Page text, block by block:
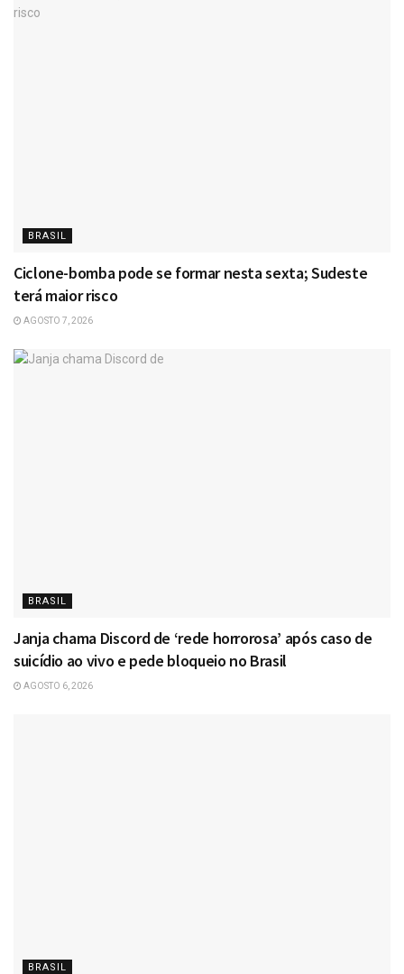
BRASIL
Ciclone-bomba pode se formar nesta sexta; Sudeste
terá maior risco
AGOSTO 7, 2026
BRASIL
Janja chama Discord de ‘rede horrorosa’ após caso de
suicídio ao vivo e pede bloqueio no Brasil
AGOSTO 6, 2026
BRASIL